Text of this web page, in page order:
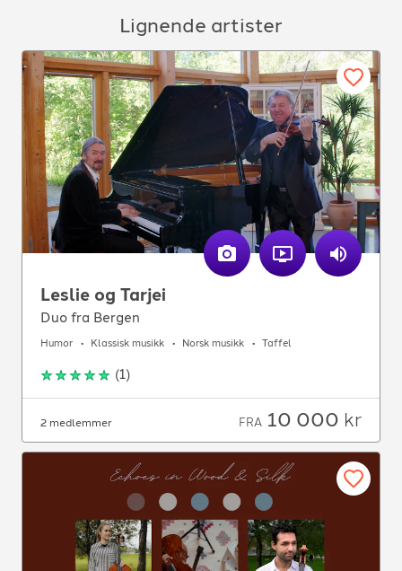
Lignende artister
Leslie og Tarjei
Duo fra Bergen
Humor Klassisk musikk Norsk musikk Taffel
(1)
2 medlemmer FRA 10 000 kr